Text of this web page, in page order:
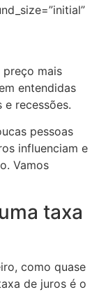
preço mais
entendidas
recessões.
pessoas
influenciam e
Vamos
taxa
como quase
de juros é o